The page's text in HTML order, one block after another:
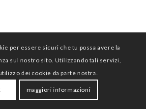
per essere sicuri che tu possa avere la
sul nostro sito. Utilizzando tali servizi,
dei cookie da parte nostra.
maggiori informazioni